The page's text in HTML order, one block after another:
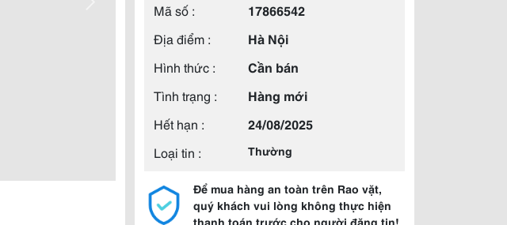
Mã số :
17866542
Địa điểm :
Hà Nội
Hình thức :
Cần bán
Tình trạng :
Hàng mới
Hết hạn :
24/08/2025
Loại tin :
Thường
Để mua hàng an toàn trên Rao vặt,
quý khách vui lòng không thực hiện
thanh toán trước cho người đăng tin!